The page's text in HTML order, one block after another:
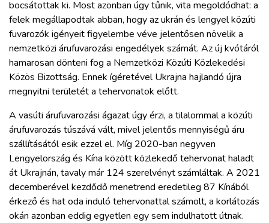
bocsátottak ki. Most azonban úgy tűnik, vita megoldódhat: a
felek megállapodtak abban, hogy az ukrán és lengyel közúti
fuvarozók igényeit figyelembe véve jelentősen növelik a
nemzetközi árufuvarozási engedélyek számát. Az új kvótáról
hamarosan dönteni fog a Nemzetközi Közúti Közlekedési
Közös Bizottság. Ennek ígéretével Ukrajna hajlandó újra
megnyitni területét a tehervonatok előtt.
A vasúti árufuvarozási ágazat úgy érzi, a tilalommal a közúti
árufuvarozás túszává vált, mivel jelentős mennyiségű áru
szállításától esik ezzel el. Míg 2020-ban negyven
Lengyelország és Kína között közlekedő tehervonat haladt
át Ukrajnán, tavaly már 124 szerelvényt számláltak. A 2021
decemberével kezdődő menetrend eredetileg 87 Kínából
érkező és hat oda induló tehervonattal számolt, a korlátozás
okán azonban eddig egyetlen egy sem indulhatott útnak.